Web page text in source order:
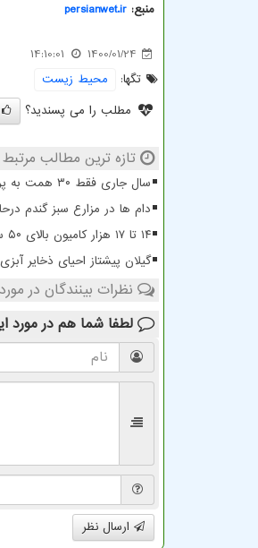
منبع: persianwet.ir
1400/01/24
14:10:01
تگها:
محیط زیست
مطلب را می پسندید؟
تازه ترین مطالب مرتبط
سال جاری فقط ۳۰ همت به پروژه های ریلی رسید
دام ها در مزارع سبز گندم
۱۴ تا ۱۷ هزار کامیون بالای ۵۰ سال در صف اسقاط دولت مشوق های مالی ارائه می کند
گیلان پیشتاز احیای ذخایر آبزی صید
نظرات بینندگان در
لطفا شما هم در مورد
ارسال نظر